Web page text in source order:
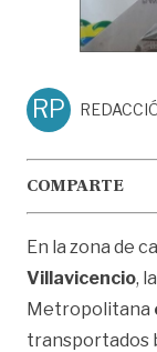
RP
COMPARTE
En la zona de
Villavicencio,
Metropolitana
transportados